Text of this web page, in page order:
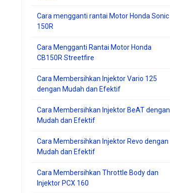
Cara mengganti rantai Motor Honda Sonic
150R
Cara Mengganti Rantai Motor Honda
CB150R Streetfire
Cara Membersihkan Injektor Vario 125
dengan Mudah dan Efektif
Cara Membersihkan Injektor BeAT dengan
Mudah dan Efektif
Cara Membersihkan Injektor Revo dengan
Mudah dan Efektif
Cara Membersihkan Throttle Body dan
Injektor PCX 160